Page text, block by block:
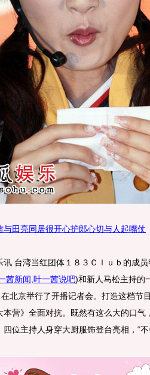
与田亮同居很开心护郎心切与人起嘴仗
台湾当红团体１８３Ｃｌｕｂ的成员
茜新闻 叶一茜说吧)和新人马松主持的
北京举行了开播记者会。打造这档节
本营》全面对抗。既然有这么大的口气
四位主持人身穿大厨服饰登台亮相，“不